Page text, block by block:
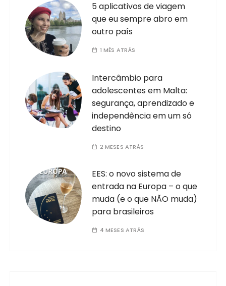
5 aplicativos de viagem
que eu sempre abro em
outro país
1 MÊS ATRÁS
Intercâmbio para
adolescentes em Malta:
segurança, aprendizado e
independência em um só
destino
2 MESES ATRÁS
EES: o novo sistema de
entrada na Europa – o que
muda (e o que NÃO muda)
para brasileiros
4 MESES ATRÁS